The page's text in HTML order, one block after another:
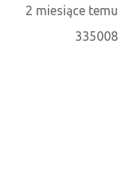
2 miesiące temu
335008